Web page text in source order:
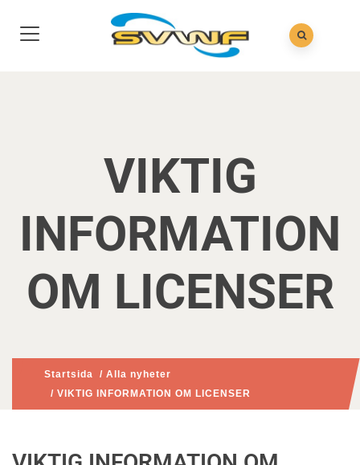
VIKTIG
INFORMATION
OM LICENSER
Startsida / Alla nyheter
/ VIKTIG INFORMATION OM LICENSER